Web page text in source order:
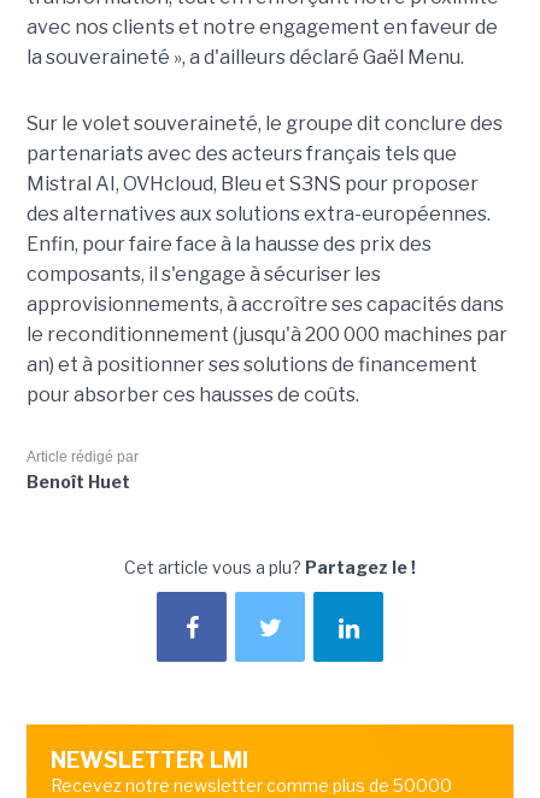
avec nos clients et notre engagement en faveur de
la souveraineté », a d'ailleurs déclaré Gaël Menu.
Sur le volet souveraineté, le groupe dit conclure des
partenariats avec des acteurs français tels que
Mistral AI, OVHcloud, Bleu et S3NS pour proposer
des alternatives aux solutions extra-européennes.
Enfin, pour faire face à la hausse des prix des
composants, il s'engage à sécuriser les
approvisionnements, à accroître ses capacités dans
le reconditionnement (jusqu'à 200 000 machines par
an) et à positionner ses solutions de financement
pour absorber ces hausses de coûts.
Article rédigé par
Benoît Huet
Cet article vous a plu? Partagez le !
NEWSLETTER LMI
Recevez notre newsletter comme plus de 50000